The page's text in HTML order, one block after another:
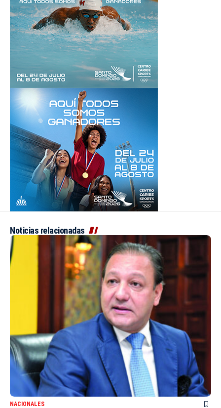
Noticias relacionadas
NACIONALES